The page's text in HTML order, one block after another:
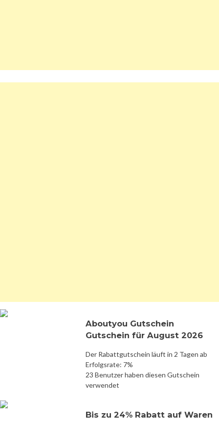
Aboutyou Gutschein
Gutschein für August 2026
Der Rabattgutschein läuft in 2 Tagen ab
Erfolgsrate: 7%
23 Benutzer haben diesen Gutschein
verwendet
Bis zu 24% Rabatt auf Waren